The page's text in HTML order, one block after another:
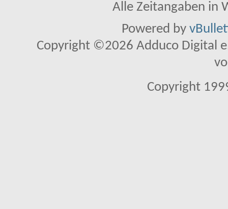
Alle Zeitangaben in
Powered by
Copyright ©2026 Adduco Digital
Copyright